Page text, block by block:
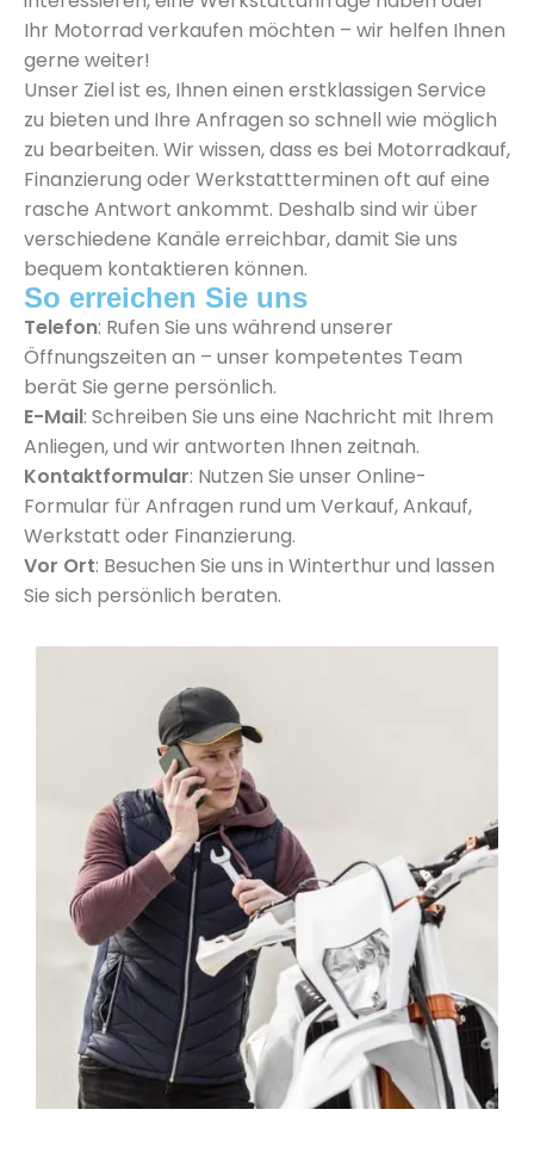
Ihr Motorrad verkaufen möchten – wir helfen Ihnen
gerne weiter!
Unser Ziel ist es, Ihnen einen erstklassigen Service
zu bieten und Ihre Anfragen so schnell wie möglich
zu bearbeiten. Wir wissen, dass es bei Motorradkauf,
Finanzierung oder Werkstattterminen oft auf eine
rasche Antwort ankommt. Deshalb sind wir über
verschiedene Kanäle erreichbar, damit Sie uns
bequem kontaktieren können.
So erreichen Sie uns
Telefon: Rufen Sie uns während unserer
Öffnungszeiten an – unser kompetentes Team
berät Sie gerne persönlich.
E-Mail: Schreiben Sie uns eine Nachricht mit Ihrem
Anliegen, und wir antworten Ihnen zeitnah.
Kontaktformular: Nutzen Sie unser Online-
Formular für Anfragen rund um Verkauf, Ankauf,
Werkstatt oder Finanzierung.
Vor Ort: Besuchen Sie uns in Winterthur und lassen
Sie sich persönlich beraten.